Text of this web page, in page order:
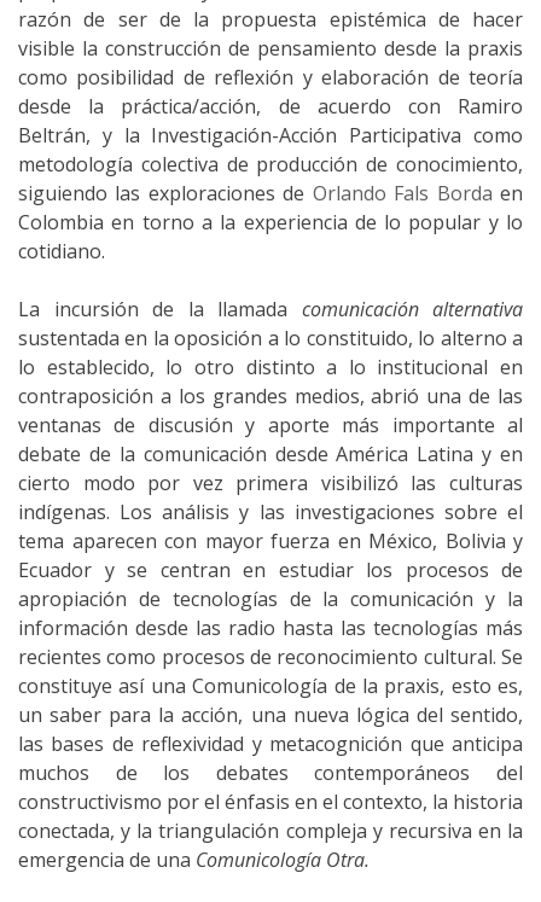
razón de ser de la propuesta epistémica de hacer
visible la construcción de pensamiento desde la praxis
como posibilidad de reflexión y elaboración de teoría
desde la práctica/acción, de acuerdo con Ramiro
Beltrán, y la Investigación-Acción Participativa como
metodología colectiva de producción de conocimiento,
siguiendo las exploraciones de Orlando Fals Borda en
Colombia en torno a la experiencia de lo popular y lo
cotidiano.
La incursión de la llamada comunicación alternativa
sustentada en la oposición a lo constituido, lo alterno a
lo establecido, lo otro distinto a lo institucional en
contraposición a los grandes medios, abrió una de las
ventanas de discusión y aporte más importante al
debate de la comunicación desde América Latina y en
cierto modo por vez primera visibilizó las culturas
indígenas. Los análisis y las investigaciones sobre el
tema aparecen con mayor fuerza en México, Bolivia y
Ecuador y se centran en estudiar los procesos de
apropiación de tecnologías de la comunicación y la
información desde las radio hasta las tecnologías más
recientes como procesos de reconocimiento cultural. Se
constituye así una Comunicología de la praxis, esto es,
un saber para la acción, una nueva lógica del sentido,
las bases de reflexividad y metacognición que anticipa
muchos de los debates contemporáneos del
constructivismo por el énfasis en el contexto, la historia
conectada, y la triangulación compleja y recursiva en la
emergencia de una Comunicología Otra.